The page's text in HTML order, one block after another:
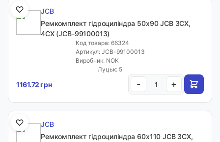
JCB
Ремкомплект гідроциліндра 50x90 JCB 3CX,
4CX (JCB-99100013)
Код товара: 66324
Артикул: JCB-99100013
Виробник: NOK
Луцьк: 5
1161.72 грн - +
JCB
Ремкомплект гідроциліндра 60x110 JCB 3CX,